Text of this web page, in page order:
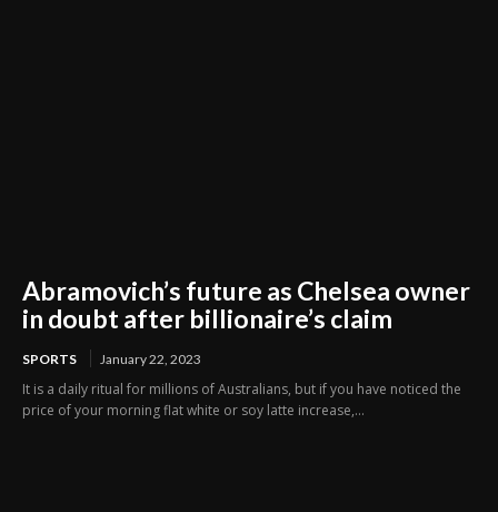
Abramovich’s future as Chelsea owner
in doubt after billionaire’s claim
SPORTS January 22, 2023
It is a daily ritual for millions of Australians, but if you have noticed the
price of your morning flat white or soy latte increase,...